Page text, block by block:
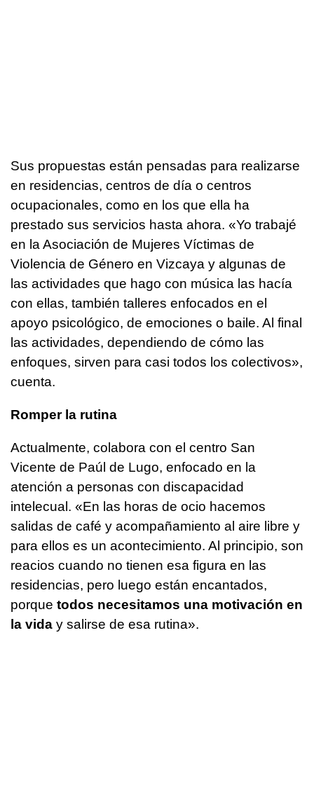
Sus propuestas están pensadas para realizarse
en residencias, centros de día o centros
ocupacionales, como en los que ella ha
prestado sus servicios hasta ahora. «Yo trabajé
en la Asociación de Mujeres Víctimas de
Violencia de Género en Vizcaya y algunas de
las actividades que hago con música las hacía
con ellas, también talleres enfocados en el
apoyo psicológico, de emociones o baile. Al final
las actividades, dependiendo de cómo las
enfoques, sirven para casi todos los colectivos»,
cuenta.
Romper la rutina
Actualmente, colabora con el centro San
Vicente de Paúl de Lugo, enfocado en la
atención a personas con discapacidad
intelecual. «En las horas de ocio hacemos
salidas de café y acompañamiento al aire libre y
para ellos es un acontecimiento. Al principio, son
reacios cuando no tienen esa figura en las
residencias, pero luego están encantados,
porque todos necesitamos una motivación en
la vida y salirse de esa rutina».